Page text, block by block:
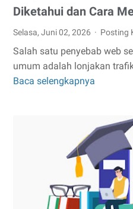
Diketahui dan Cara
Selasa, Juni 02, 2026 Posting
Salah satu penyebab web
umum adalah lonjakan
Baca selengkapnya
Down
yang
Harus
Diketahui
dan
Cara